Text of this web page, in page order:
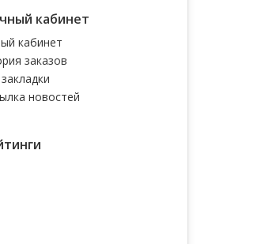
кабинет
кабинет
заказов
новостей